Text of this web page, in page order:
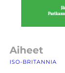
Aiheet
ISO-BRITANNIA